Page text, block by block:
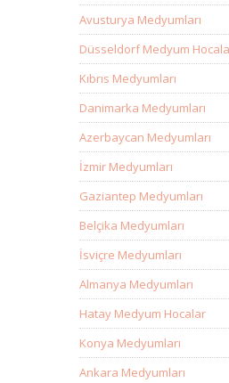
Avusturya Medyumları
Düsseldorf Medyum
Kıbrıs Medyumları
Danimarka Medyumları
Azerbaycan Medyumları
İzmir Medyumları
Gaziantep Medyumları
Belçika Medyumları
İsviçre Medyumları
Almanya Medyumları
Hatay Medyum Hocalar
Konya Medyumları
Ankara Medyumları